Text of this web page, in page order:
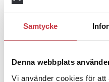
Samtycke
Denna webbplats
Vi använder cookies för
Insändare:
polisaspiranter
godtyckliga grunder
Jens Mårtensson: